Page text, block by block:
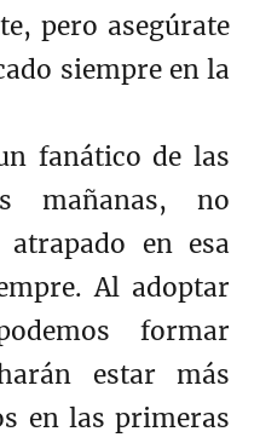
pero asegúrate
siempre en la
fanático de las
mañanas, no
en esa
Al adoptar
formar
estar más
en las primeras